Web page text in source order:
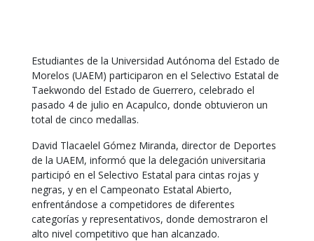
Estudiantes de la Universidad Autónoma del Estado de
Morelos (UAEM) participaron en el Selectivo Estatal de
Taekwondo del Estado de Guerrero, celebrado el
pasado 4 de julio en Acapulco, donde obtuvieron un
total de cinco medallas.
David Tlacaelel Gómez Miranda, director de Deportes
de la UAEM, informó que la delegación universitaria
participó en el Selectivo Estatal para cintas rojas y
negras, y en el Campeonato Estatal Abierto,
enfrentándose a competidores de diferentes
categorías y representativos, donde demostraron el
alto nivel competitivo que han alcanzado.